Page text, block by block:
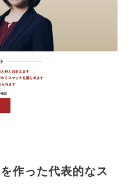
作った代表的なス